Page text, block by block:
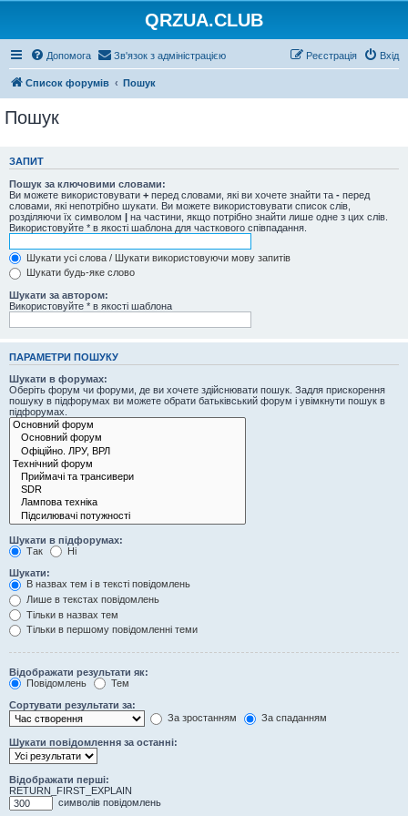
QRZUA.CLUB
Допомога Зв'язок з адміністрацією Вхід
Реєстрація
Список форумів Пошук
Пошук
ЗАПИТ
Пошук за ключовими словами:
Ви можете використовувати + перед словами, які ви хочете знайти та - перед
словами, які непотрібно шукати. Ви можете використовувати список слів,
розділяючи їх символом | на частини, якщо потрібно знайти лише одне з цих слів.
Використовуйте * в якості шаблона для часткового співпадання.
Шукати усі слова / Шукати використовуючи мову запитів
Шукати будь-яке слово
Шукати за автором:
Використовуйте * в якості шаблона
ПАРАМЕТРИ ПОШУКУ
Шукати в форумах:
Оберіть форум чи форуми, де ви хочете здійснювати пошук. Задля прискорення
пошуку в підфорумах ви можете обрати батьківський форум і увімкнути пошук в
підфорумах.
Шукати в підфорумах:
Так
Ні
Шукати:
В назвах тем і в тексті повідомлень
Лише в текстах повідомлень
Тільки в назвах тем
Тільки в першому повідомленні теми
Відображати результати як:
Повідомлень
Тем
Сортувати результати за:
За зростанням
За спаданням
Шукати повідомлення за останні:
Відображати перші:
RETURN_FIRST_EXPLAIN
символів повідомлень